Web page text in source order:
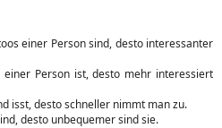
einer Person sind, desto interessanter
einer Person ist, desto mehr interessiert
isst, desto schneller nimmt man zu.
desto unbequemer sind sie.